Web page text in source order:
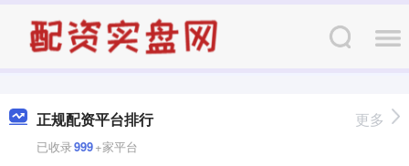
正规配资平台排行
已收录999+家平台
更多